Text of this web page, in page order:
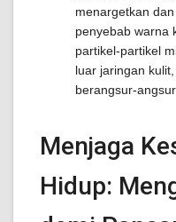
menargetkan
penyebab warna
partikel-partikel
luar jaringan
berangsur-
Menjaga
Hidup: